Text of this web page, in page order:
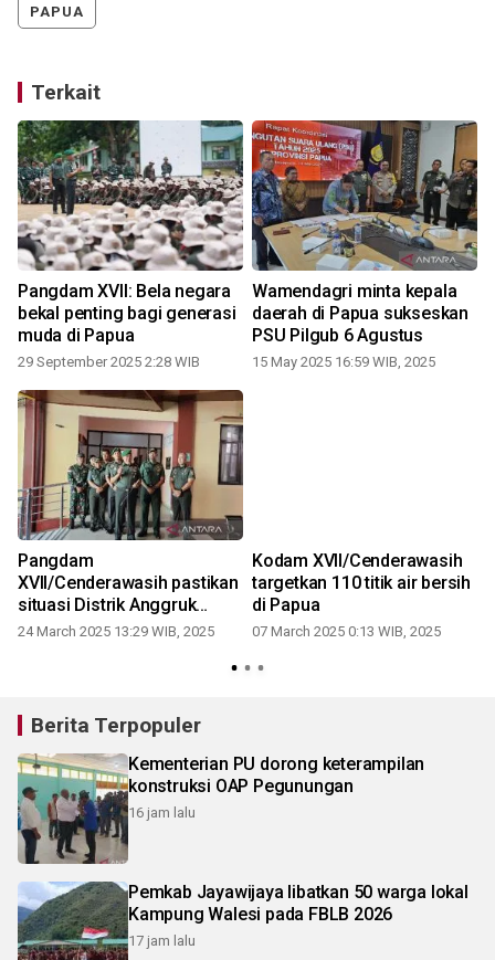
PAPUA
Terkait
Pangdam XVII: Bela negara
bekal penting bagi generasi
muda di Papua
29 September 2025 2:28 WIB
Wamendagri minta kepala
daerah di Papua sukseskan
PSU Pilgub 6 Agustus
15 May 2025 16:59 WIB, 2025
Pangdam
XVII/Cenderawasih pastikan
situasi Distrik Anggruk
mulai relatif kondusif
24 March 2025 13:29 WIB, 2025
Kodam XVII/Cenderawasih
targetkan 110 titik air bersih
di Papua
07 March 2025 0:13 WIB, 2025
Berita Terpopuler
Kementerian PU dorong keterampilan
konstruksi OAP Pegunungan
16 jam lalu
Pemkab Jayawijaya libatkan 50 warga lokal
Kampung Walesi pada FBLB 2026
17 jam lalu